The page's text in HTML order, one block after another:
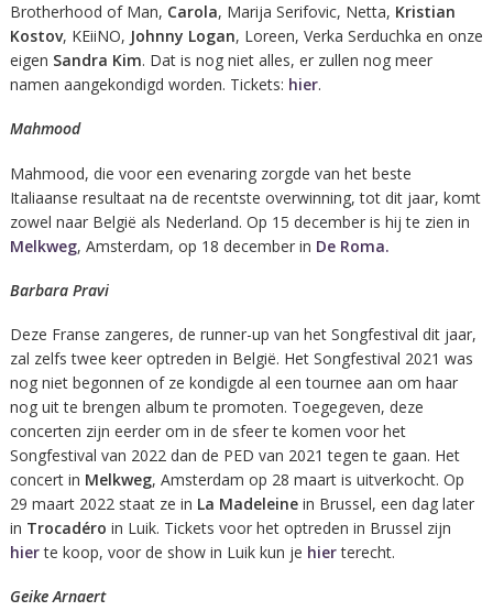
Brotherhood of Man, Carola, Marija Serifovic, Netta, Kristian
Kostov, KEiiNO, Johnny Logan, Loreen, Verka Serduchka en onze
eigen Sandra Kim. Dat is nog niet alles, er zullen nog meer
namen aangekondigd worden. Tickets: hier.
Mahmood
Mahmood, die voor een evenaring zorgde van het beste
Italiaanse resultaat na de recentste overwinning, tot dit jaar, komt
zowel naar België als Nederland. Op 15 december is hij te zien in
Melkweg, Amsterdam, op 18 december in De Roma.
Barbara Pravi
Deze Franse zangeres, de runner-up van het Songfestival dit jaar,
zal zelfs twee keer optreden in België. Het Songfestival 2021 was
nog niet begonnen of ze kondigde al een tournee aan om haar
nog uit te brengen album te promoten. Toegegeven, deze
concerten zijn eerder om in de sfeer te komen voor het
Songfestival van 2022 dan de PED van 2021 tegen te gaan. Het
concert in Melkweg, Amsterdam op 28 maart is uitverkocht. Op
29 maart 2022 staat ze in La Madeleinein Brussel, een dag later
in Trocadéro in Luik. Tickets voor het optreden in Brussel zijn
hierte koop, voor de show in Luik kun je hierterecht.
Geike Arnaert